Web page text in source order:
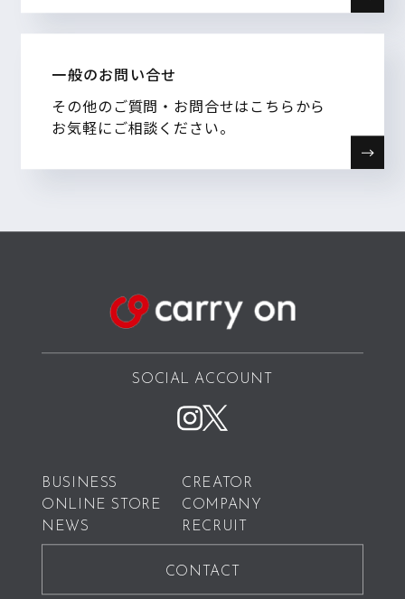
一般のお問い合せ
その他のご質問・お問合せはこちらから
お気軽にご相談ください。
SOCIAL ACCOUNT
BUSINESS
CREATOR
ONLINE STORE
COMPANY
NEWS
RECRUIT
CONTACT